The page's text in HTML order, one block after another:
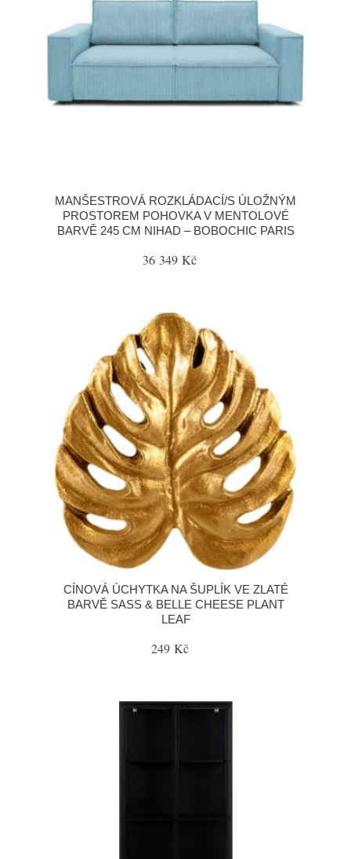
MANŠESTROVÁ ROZKLÁDACÍ/S ÚLOŽNÝM
PROSTOREM POHOVKA V MENTOLOVÉ
BARVĚ 245 CM NIHAD – BOBOCHIC PARIS
36 349 Kč
CÍNOVÁ ÚCHYTKA NA ŠUPLÍK VE ZLATÉ
BARVĚ SASS & BELLE CHEESE PLANT
LEAF
249 Kč